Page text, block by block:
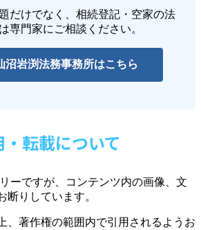
だけでなく、相続登記・空家の法
専門家にご相談ください。
岩渕法務事務所はこちら
・転載について
ーですが、コンテンツ内の画像、文
断りしています。
、著作権の範囲内で引用されるようお